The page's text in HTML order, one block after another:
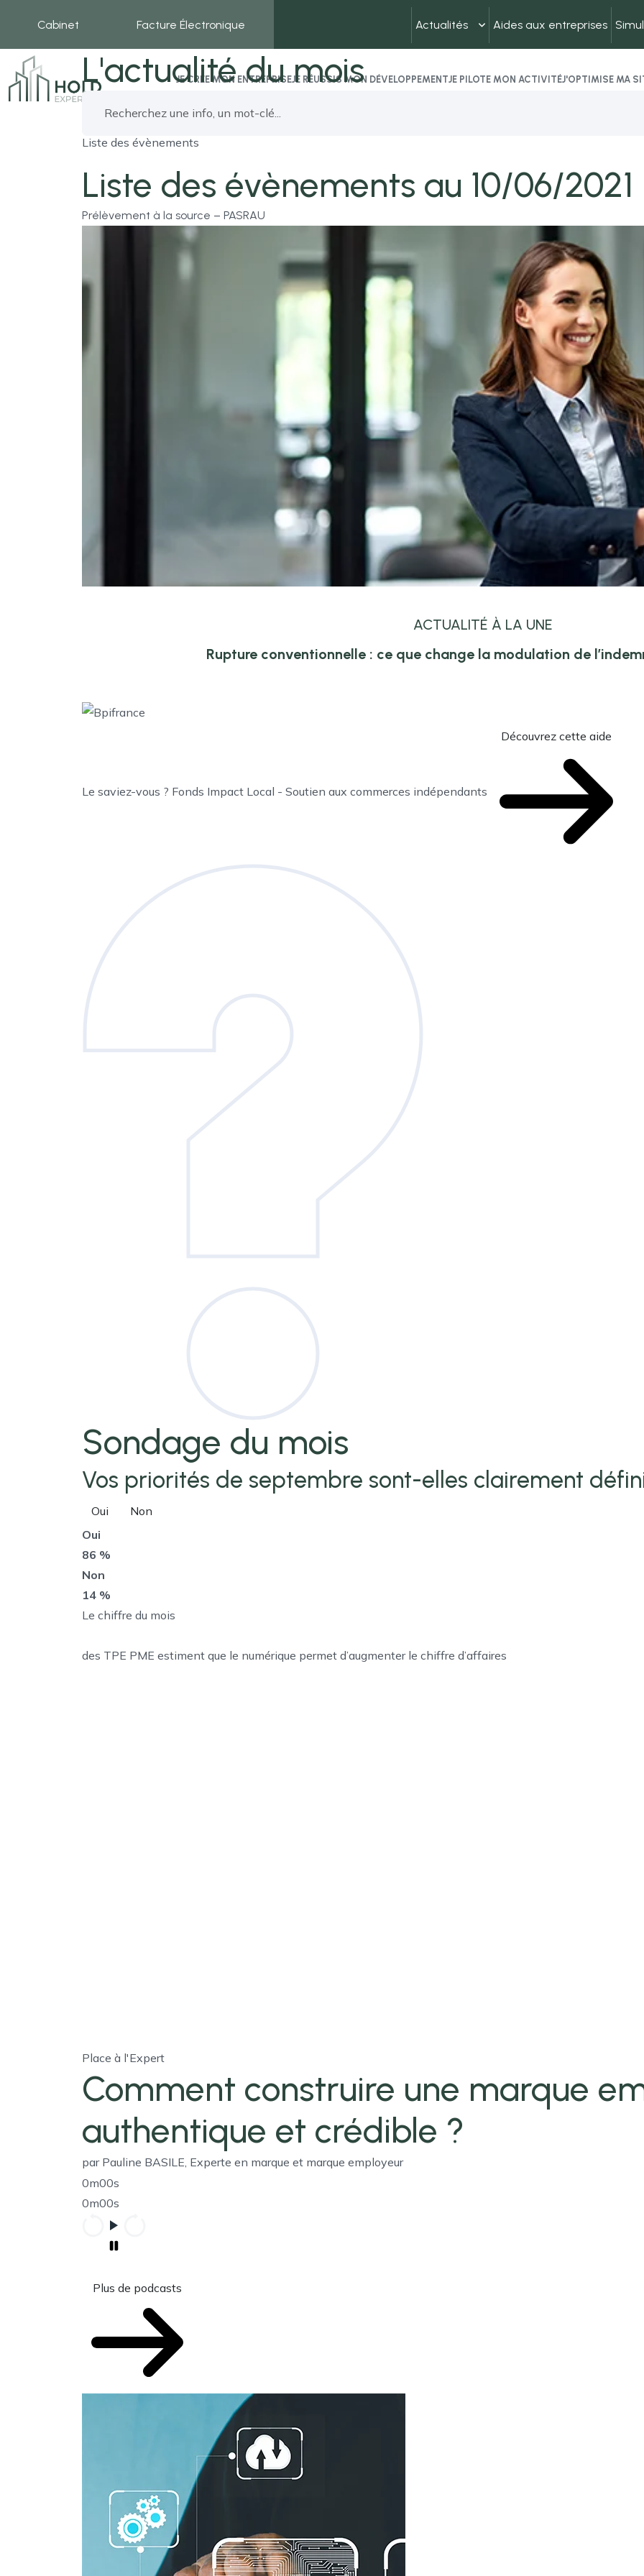
Cabinet Facture Électronique Actualités Aides aux entreprises
JE CRÉE MON ENTREPRISEJE RÉUSSIS MON DÉVELOPPEMENTJE PILOTE MON ACTIVITÉJ'OPTIMISE MA
L'actualité du mois
Liste des évènements
Liste des évènements au 10/06/2021
Prélèvement à la source – PASRAU
ACTUALITÉ À LA UNE
Rupture conventionnelle : ce que change la modulation de
Le saviez-vous ? Fonds Impact Local - Soutien aux commerces indépendants
Découvrez cette aide
Sondage du mois
Vos priorités de septembre sont-elles clairement
Oui
Non
Oui
86 %
Non
14 %
Le chiffre du mois
des TPE PME estiment que le numérique permet d’augmenter le chiffre d’affaires
Place à l'Expert
Comment construire une marque
authentique et crédible ?
par Pauline BASILE, Experte en marque et marque employeur
0m00s
0m00s
Plus de podcasts